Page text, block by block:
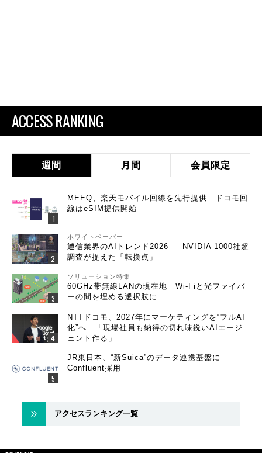
ACCESS RANKING
週間 月間 会員限定
MEEQ、楽天モバイル回線を先行提供 ドコモ回
線はeSIM提供開始
ホワイトペーパー
通信業界のAIトレンド2026 ― NVIDIA 1000社超
調査が捉えた「転換点」
ソリューション特集
60GHz帯無線LANの現在地 Wi-Fiと光ファイバ
ーの間を埋める選択肢に
NTTドコモ、2027年にマーケティングを“フルAI
化”へ 「現場社員も納得の切れ味鋭いAIエージ
ェント作る」
JR東日本、“新Suica”のデータ連携基盤に
Confluent採用
アクセスランキング一覧